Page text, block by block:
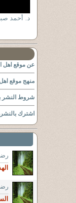
عن موقع اهل
منهج موقع
شروط النشر
اشترك